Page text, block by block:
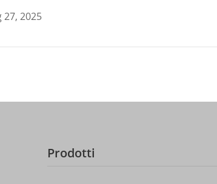
27, 2025
Prodotti